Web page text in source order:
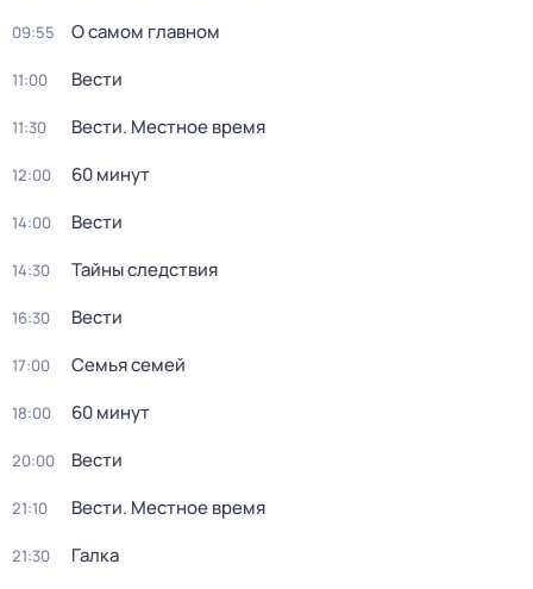
09:55 О самом главном
11:00 Вести
11:30 Вести. Местное время
12:00 60 минут
14:00 Вести
14:30 Тайны следствия
16:30 Вести
17:00 Семья семей
18:00 60 минут
20:00 Вести
21:10 Вести. Местное время
21:30 Галка